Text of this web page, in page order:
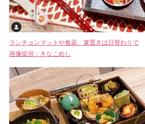
ランチョンマットや食器、箸置きは日替わりで
画像提供：きなこめし